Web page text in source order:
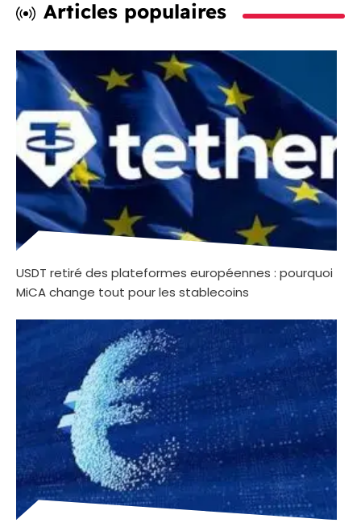
Articles populaires
USDT retiré des plateformes européennes : pourquoi
MiCA change tout pour les stablecoins